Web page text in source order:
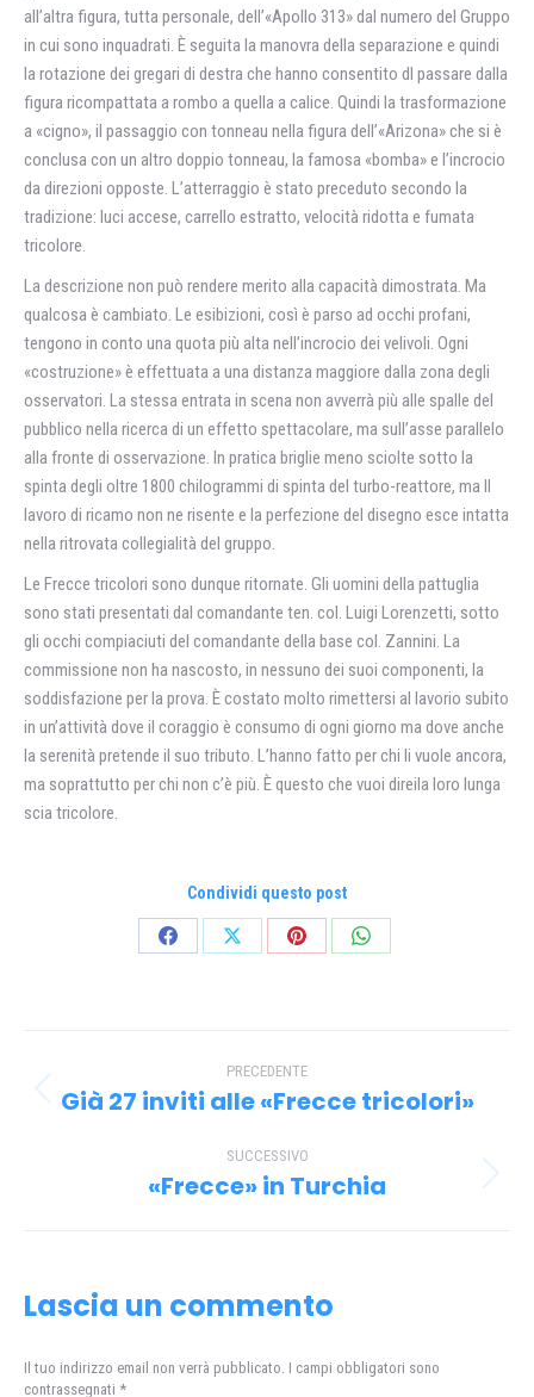
all’altra figura, tutta personale, dell’«Apollo 313» dal numero del Gruppo
in cui sono inquadrati. È seguita la manovra della separazione e quindi
la rotazione dei gregari di destra che hanno consentito dl passare dalla
figura ricompattata a rombo a quella a calice. Quindi la trasformazione
a «cigno», il passaggio con tonneau nella figura dell’«Arizona» che si è
conclusa con un altro doppio tonneau, la famosa «bomba» e l’incrocio
da direzioni opposte. L’atterraggio è stato preceduto secondo la
tradizione: luci accese, carrello estratto, velocità ridotta e fumata
tricolore.
La descrizione non può rendere merito alla capacità dimostrata. Ma
qualcosa è cambiato. Le esibizioni, così è parso ad occhi profani,
tengono in conto una quota più alta nell’incrocio dei velivoli. Ogni
«costruzione» è effettuata a una distanza maggiore dalla zona degli
osservatori. La stessa entrata in scena non avverrà più alle spalle del
pubblico nella ricerca di un effetto spettacolare, ma sull’asse parallelo
alla fronte di osservazione. In pratica briglie meno sciolte sotto la
spinta degli oltre 1800 chilogrammi di spinta del turbo-reattore, ma II
lavoro di ricamo non ne risente e la perfezione del disegno esce intatta
nella ritrovata collegialità del gruppo.
Le Frecce tricolori sono dunque ritornate. Gli uomini della pattuglia
sono stati presentati dal comandante ten. col. Luigi Lorenzetti, sotto
gli occhi compiaciuti del comandante della base col. Zannini. La
commissione non ha nascosto, in nessuno dei suoi componenti, la
soddisfazione per la prova. È costato molto rimettersi al lavorio subito
in un’attività dove il coraggio è consumo di ogni giorno ma dove anche
la serenità pretende il suo tributo. L’hanno fatto per chi li vuole ancora,
ma soprattutto per chi non c’è più. È questo che vuoi direila loro lunga
scia tricolore.
Condividi questo post
CondividiCondividiCondividiCondividi
tra PRECEDENTE
Post
Già 27 inviti alle «Frecce tricolori»
SUCCESSIVO
Prossimo
«Frecce» in Turchia
Lascia un commento
Il tuo indirizzo email non verrà pubblicato. I campi obbligatori sono
contrassegnati *